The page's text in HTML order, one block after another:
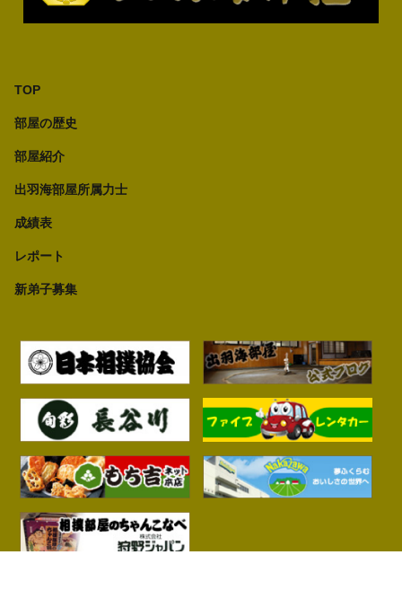
TOP
部屋の歴史
部屋紹介
出羽海部屋所属力士
成績表
レポート
新弟子募集